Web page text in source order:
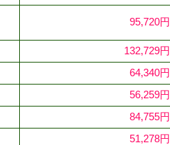
95,720円
132,729円
64,340円
56,259円
84,755円
51,278円